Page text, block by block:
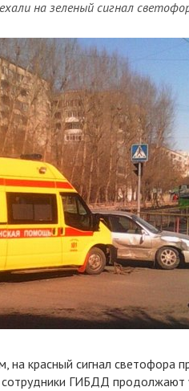
на зеленый сигнал
красный сигнал светофора
ГИБДД продолжают